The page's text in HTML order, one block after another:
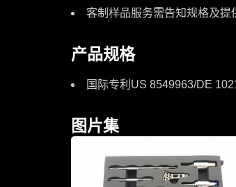
客制样品服务需告知规格及提
产品规格
国际专利US 8549963/DE
图片集